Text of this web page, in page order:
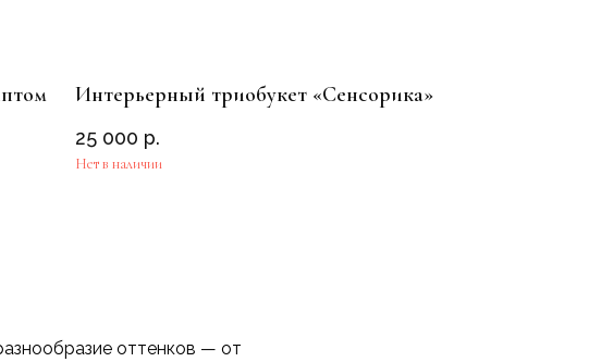
Интерьерный триобукет «Сенсорика»
25 000 р.
Нет в наличии
оттенков — от